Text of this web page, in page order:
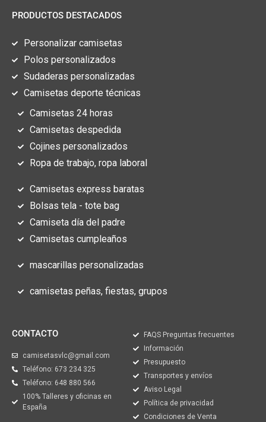
PRODUCTOS DESTACADOS
Personalizar camisetas
Polos personalizados
Sudaderas personalizadas
Camisetas deporte técnicas
Camisetas 24 horas
Camisetas despedida
Cojines personalizados
Ropa de trabajo, ropa laboral
Camisetas express baratas
Bolsas tela - tote bag
Camiseta día del padre
Camisetas cumpleaños
mascarillas personalizadas
camisetas peñas, fiestas, grupos
CONTACTO
camisetasvlc@gmail.com
Teléfono: 673 234 325
Teléfono: 648 880 566
100% Talleres y oficinas en
España
FAQS Preguntas frecuentes
Información
Presupuesto
Transportes y envíos
Aviso Legal
Política de privacidad
Condiciones de Venta